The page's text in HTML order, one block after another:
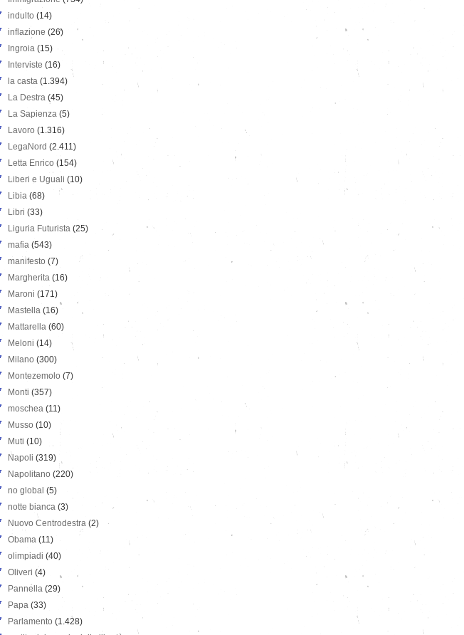
indulto (14)
inflazione (26)
Ingroia (15)
Interviste (16)
la casta (1.394)
La Destra (45)
La Sapienza (5)
Lavoro (1.316)
LegaNord (2.411)
Letta Enrico (154)
Liberi e Uguali (10)
Libia (68)
Libri (33)
Liguria Futurista (25)
mafia (543)
manifesto (7)
Margherita (16)
Maroni (171)
Mastella (16)
Mattarella (60)
Meloni (14)
Milano (300)
Montezemolo (7)
Monti (357)
moschea (11)
Musso (10)
Muti (10)
Napoli (319)
Napolitano (220)
no global (5)
notte bianca (3)
Nuovo Centrodestra (2)
Obama (11)
olimpiadi (40)
Oliveri (4)
Pannella (29)
Papa (33)
Parlamento (1.428)